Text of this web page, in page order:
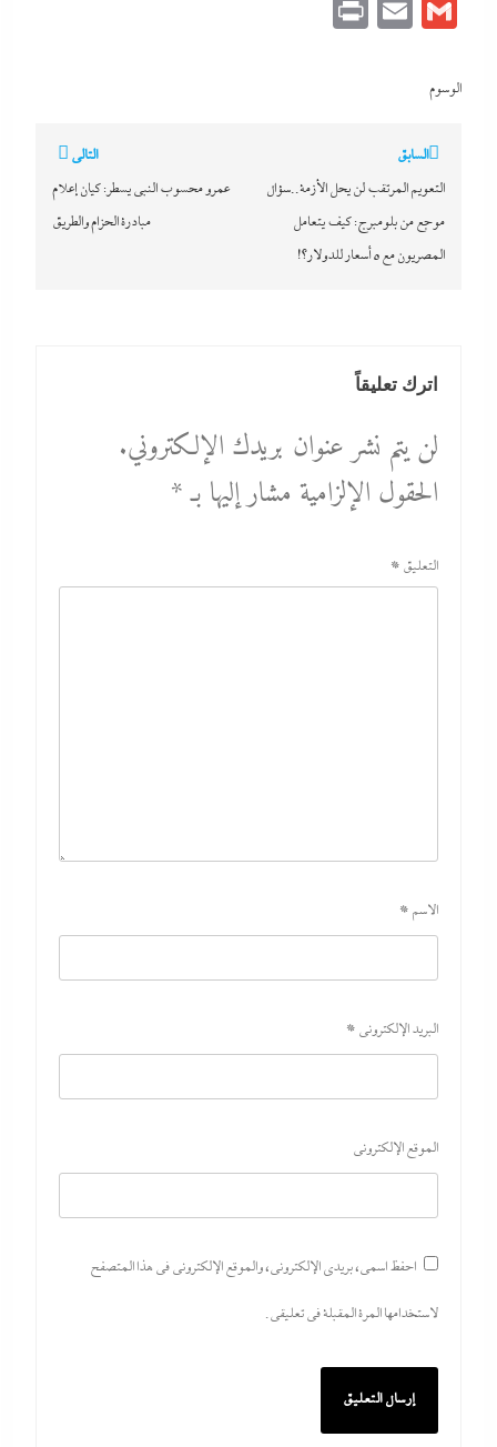
Gmail
Email
الوسوم
تصفّح
المقالات
السابق
التعويم المرتقب لن يحل الأزمة..سؤال
موجع من بلومبرج: كيف يتعامل
المصريون مع 5 أسعار للدولار؟!
التالي
عمرو محسوب النبي يسطر: كيان إعلام
مبادرة الحزام والطريق
اترك تعليقاً
لن يتم نشر عنوان بريدك الإلكتروني.
الحقول الإلزامية مشار إليها بـ*
التعليق *
الاسم *
البريد الإلكتروني *
الموقع الإلكتروني
احفظ اسمي، بريدي الإلكتروني، والموقع الإلكتروني في هذا المتصفح
لاستخدامها المرة المقبلة في تعليقي.